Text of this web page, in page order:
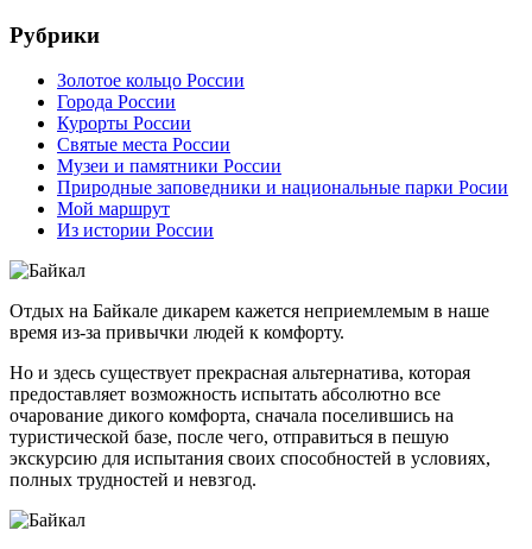
Рубрики
Золотое кольцо России
Города России
Курорты России
Святые места России
Музеи и памятники России
Природные заповедники и национальные парки Росии
Мой маршрут
Из истории России
Отдых на Байкале дикарем кажется неприемлемым в наше
время из-за привычки людей к комфорту.
Но и здесь существует прекрасная альтернатива, которая
предоставляет возможность испытать абсолютно все
очарование дикого комфорта, сначала поселившись на
туристической базе, после чего, отправиться в пешую
экскурсию для испытания своих способностей в условиях,
полных трудностей и невзгод.